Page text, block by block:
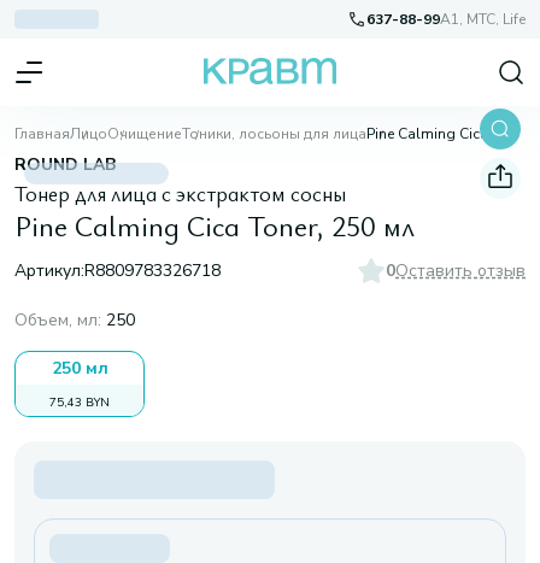
637-88-99A1, МТС, Life
ГлавнаяЛицоОчищениеТоники, лосьоны для лица Pine Calming Cica Toner, 250 мл
ROUND LAB
Тонер для лица с экстрактом сосны
Pine Calming Cica Toner, 250 мл
Артикул:R8809783326718 0Оставить отзыв
Объем, мл: 250
250 мл
75,43 BYN